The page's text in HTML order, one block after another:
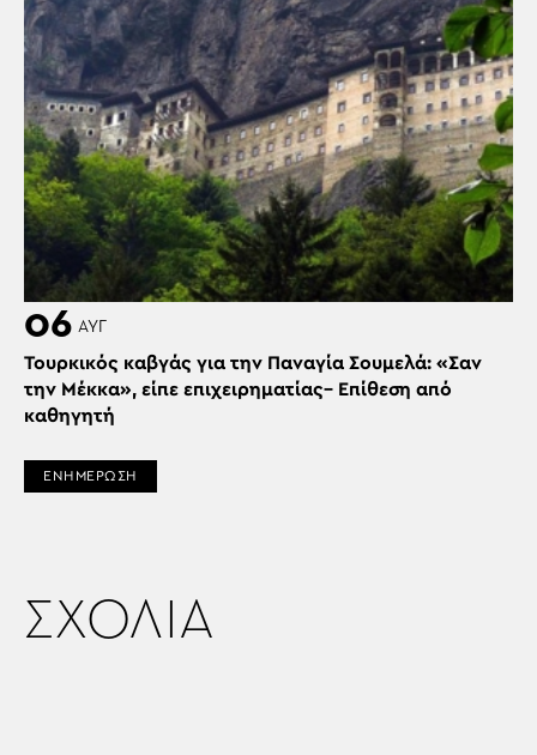
06 ΑΥΓ
Τουρκικός καβγάς για την Παναγία Σουμελά: «Σαν
την Μέκκα», είπε επιχειρηματίας– Επίθεση από
καθηγητή
ΕΝΗΜΕΡΩΣΗ
ΣΧΟΛΙΑ